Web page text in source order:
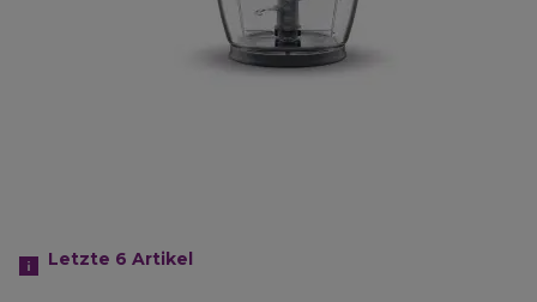
Letzte 6 Artikel